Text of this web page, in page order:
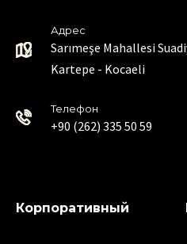
Адрес
Sarımeşe Mahallesi
Kartepe - Kocaeli
Телефон
+90 (262) 335 50 59
Корпоративный